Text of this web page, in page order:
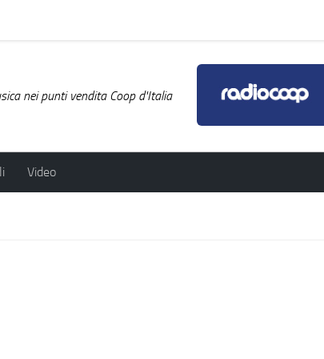
nei punti vendita Coop d'Italia
Video